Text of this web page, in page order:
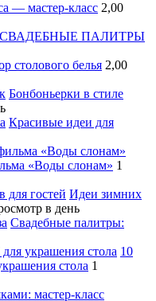
— мастер-класс 2,00
СВАДЕБНЫЕ ПАЛИТРЫ
столового белья 2,00
Бонбоньерки в стиле
Красивые идеи для
«Воды слонам» 1
Идеи зимних
в день
Свадебные палитры:
10
стола 1